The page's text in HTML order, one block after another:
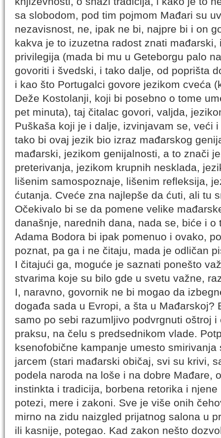
sa slobodom, pod tim pojmom Mađari su
nezavisnost, ne, ipak ne bi, najpre bi i on
kakva je to izuzetna radost znati
privilegija (mada bi mu u Geteborgu palo
govoriti i švedski, i tako dalje, od poprišta
i kao što Portugalci govore jezikom cveća
Deže Kostolanji, koji bi posebno o tome
pet minuta), taj čitalac govori, valjda,
Puškaša koji je i dalje, izvinjavam se, veći
tako bi ovaj jezik bio izraz mađarskog
mađarski, jezikom genijalnosti, a to znači
preterivanja, jezikom krupnih nesklada,
lišenim samospoznaje, lišenim refleksija,
ćutanja. Cveće zna najlepše da ćuti, ali tu
Očekivalo bi se da pomene velike
današnje, narednih dana, nada se, biće i o
Adama Bodora bi ipak pomenuo i ovako,
poznat, pa ga i ne čitaju, mada je odličan
I čitajući ga, moguće je saznati ponešto
stvarima koje su bilo gde u svetu važne,
I, naravno, govornik ne bi mogao da
događa sada u Evropi, a šta u Mađarskoj?
samo po sebi razumljivo podvrgnuti oštroj
praksu, na čelu s predsednikom vlade.
ksenofobične kampanje umesto
jarcem (stari mađarski običaj, svi su krivi,
podela naroda na loše i na dobre Mađare,
instinkta i tradicija, borbena retorika i
potezi, mere i zakoni. Sve je više onih
mirno na zidu naizgled prijatnog salona u
ili kasnije, potegao. Kad zakon nešto